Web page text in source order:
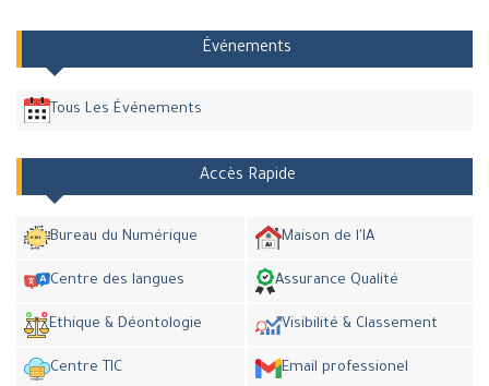
Événements
Tous Les Événements
Accès Rapide
Bureau du Numérique Maison de l'IA
Centre des langues Assurance Qualité
Ethique & Déontologie Visibilité & Classement
Centre TIC Email professionel